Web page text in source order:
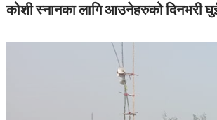
कोशी स्नानका लागि आउनेहरुको दिनभरी